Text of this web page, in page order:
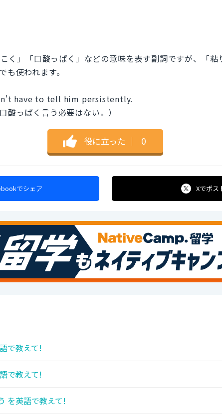
」「口酸っぱく」などの意味を表す副詞ですが、「粘
も使われます。
have to tell him persistently.
酸っぱく言う必要はない。）
役に立った ｜ 0
でシェア Xでポス
で教えて!
で教えて!
を英語で教えて!